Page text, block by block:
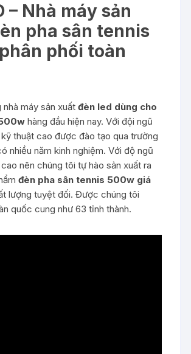
– Nhà máy sản
pha sân tennis
phối toàn
nhà máy sản xuấtđèn led dùng cho
hàng đầu hiện nay. Với đội ngũ
thuật cao được đào tạo qua trường
nhiều năm kinh nghiệm. Với độ ngũ
nên chúng tôi tự hào sản xuất ra
đèn pha sân tennis 500w giá
lượng tuyệt đối. Được chúng tôi
quốc cung như 63 tỉnh thành.